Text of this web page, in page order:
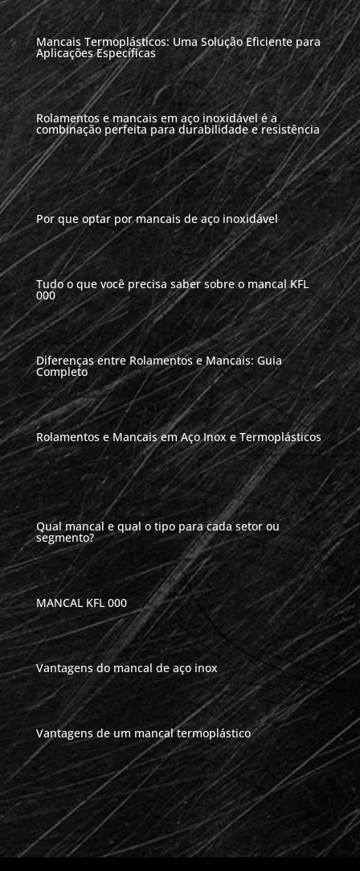
Mancais Termoplásticos: Uma Solução Eficiente para
Aplicações Específicas
Rolamentos e mancais em aço inoxidável é a
combinação perfeita para durabilidade e resistência
Por que optar por mancais de aço inoxidável
Tudo o que você precisa saber sobre o mancal KFL
000
Diferenças entre Rolamentos e Mancais: Guia
Completo
Rolamentos e Mancais em Aço Inox e Termoplásticos
Qual mancal e qual o tipo para cada setor ou
segmento?
MANCAL KFL 000
Vantagens do mancal de aço inox
Vantagens de um mancal termoplástico